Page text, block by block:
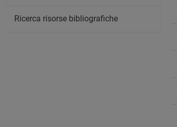
Ricerca risorse bibliografiche